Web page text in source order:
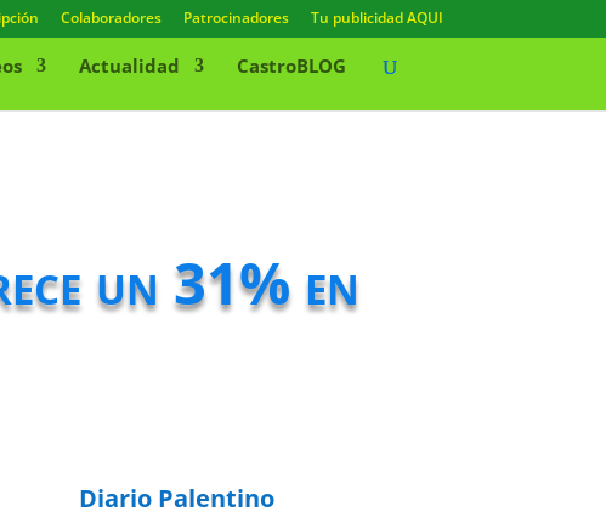
Colaboradores Patrocinadores Tu publicidad AQUI
Actualidad CastroBLOG
un 31% en
Diario Palentino